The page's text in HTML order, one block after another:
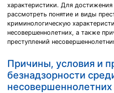
характеристики. Для
рассмотреть понятие и виды
криминологическую
несовершеннолетних, а также
преступлений
Причины, условия и
безнадзорности